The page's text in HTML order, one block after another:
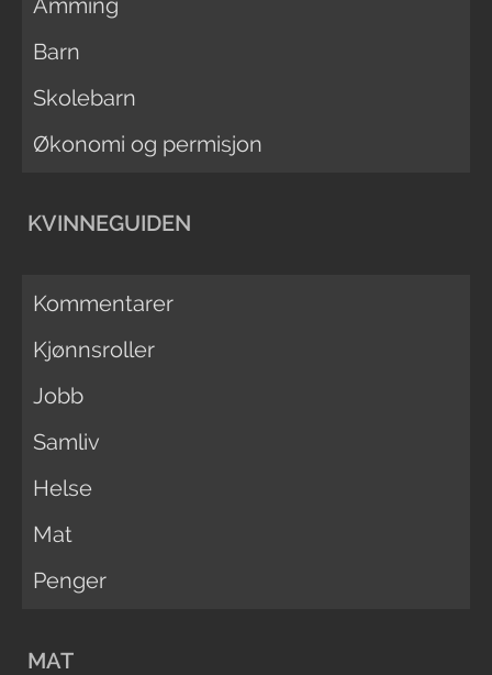
Barn
Skolebarn
Økonomi og permisjon
KVINNEGUIDEN
Kommentarer
Kjønnsroller
Jobb
Samliv
Helse
Mat
Penger
MAT